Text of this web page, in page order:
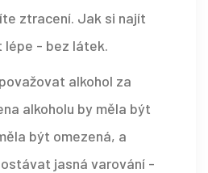
ztracení. Jak si najít
lépe - bez látek.
alkohol za
alkoholu by měla být
být omezená, a
jasná varování -